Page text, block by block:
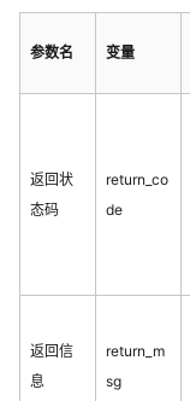
参数名 变量
返回状
态码
return_co
de
返回信
息
return_m
sg